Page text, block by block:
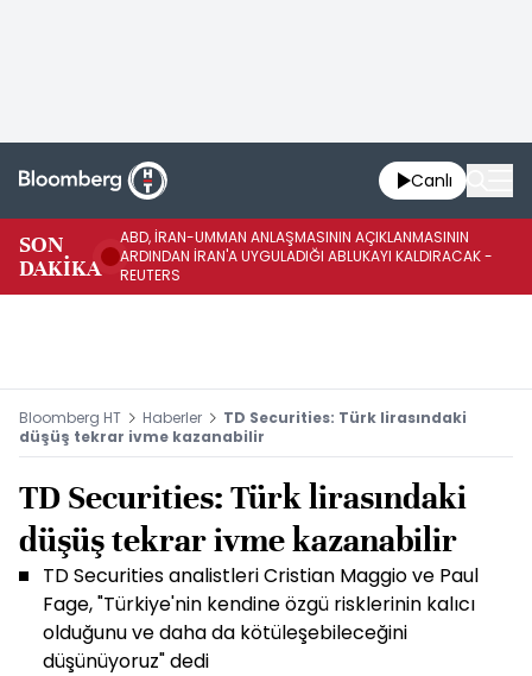
Canlı
SON
DAKİKA
ABD, İRAN-UMMAN ANLAŞMASININ AÇIKLANMASININ
ARDINDAN İRAN'A UYGULADIĞI ABLUKAYI KALDIRACAK -
REUTERS
Bloomberg HT Haberler
TD Securities: Türk lirasındaki
düşüş tekrar ivme kazanabilir
TD Securities: Türk lirasındaki
düşüş tekrar ivme kazanabilir
TD Securities analistleri Cristian Maggio ve Paul
Fage, "Türkiye'nin kendine özgü risklerinin kalıcı
olduğunu ve daha da kötüleşebileceğini
düşünüyoruz" dedi